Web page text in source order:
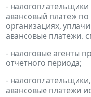
- налогоплательщики
авансовый платеж по
организациях,
авансовые платежи,
- налоговые агенты
отчетного периода;
-
авансовые платежи